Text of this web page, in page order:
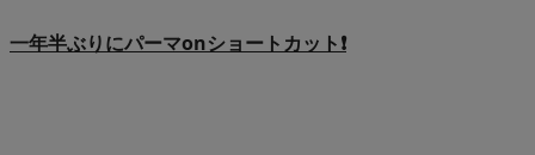
一年半ぶりにパーマonショートカット❗️